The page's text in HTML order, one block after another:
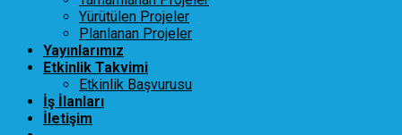
Yürütülen Projeler
Planlanan Projeler
Yayınlarımız
Etkinlik Takvimi
Etkinlik Başvurusu
İş İlanları
İletişim